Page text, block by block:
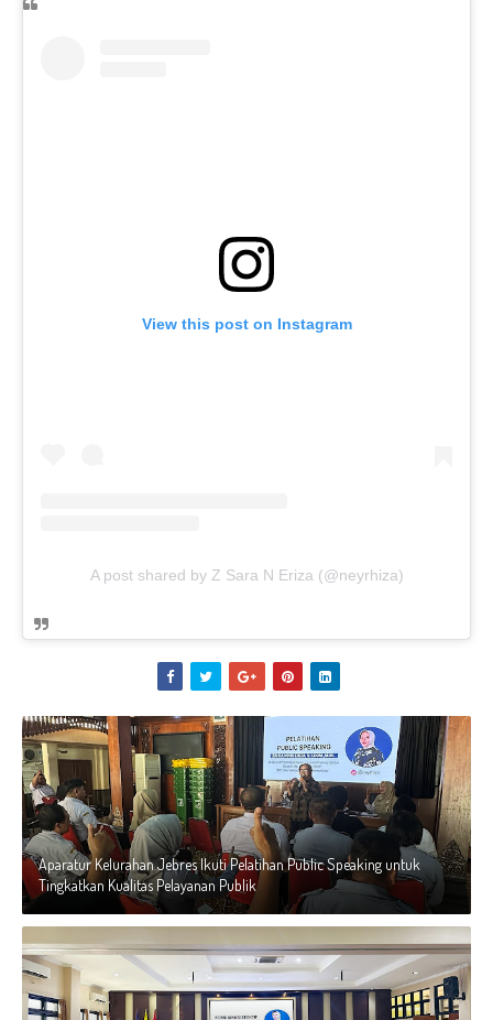
View this post on Instagram
A post shared by Z Sara N Eriza (@neyrhiza)
Aparatur Kelurahan Jebres Ikuti Pelatihan Public Speaking untuk
Tingkatkan Kualitas Pelayanan Publik